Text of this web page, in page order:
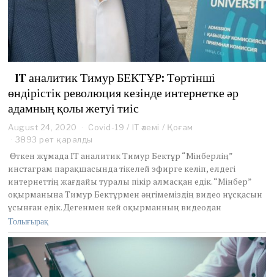
IT аналитик Тимур БЕКТҰР: Төртінші
өндірістік революция кезінде интернетке әр
адамның қолы жетуі тиіс
August 24, 2020
u
u
s
t
2
5
0
2
0
Covid-19 / IT әлемі / Қоғам
3893 рет қаралды
Өткен жұмада ІТ аналитик Тимур Бектұр “Мінберлің”
инстаграм парақшасында тікелей эфирге келіп, елдегі
интернеттің жағдайы туралы пікір алмасқан едік. “Мінбер”
оқырманына Тимур Бектұрмен әңгімеміздің видео нұсқасын
ұсынған едік. Дегенмен кей оқырманның видеодан
Толығырақ